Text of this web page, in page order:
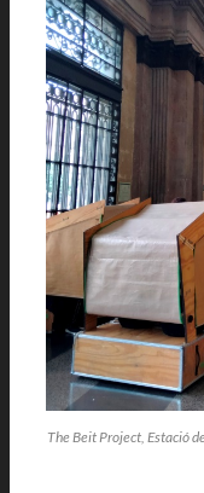
The Beit Project, Estació